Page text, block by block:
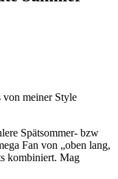
von meiner Style
Spätsommer- bzw
Fan von „oben lang,
kombiniert. Mag